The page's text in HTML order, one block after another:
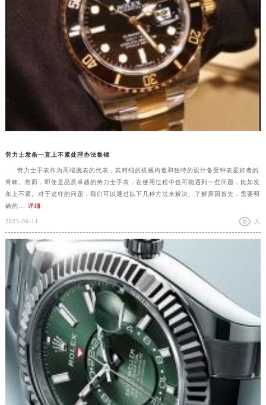
劳力士发条一直上不紧处理办法集锦
劳力士手表作为高端腕表的代表，其精细的机械构造和独特的设计备受钟表爱好者的
青睐。然而，即使是品质卓越的劳力士手表，在使用过程中也可能遇到一些问题，比如发
条上不紧。对于这样的问题，我们可以通过以下几种方法来解决。了解原因首先，需要明
确的... 详细
2025-06-11 人